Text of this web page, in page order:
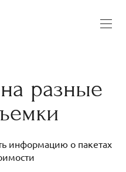
разные
информацию о пакетах